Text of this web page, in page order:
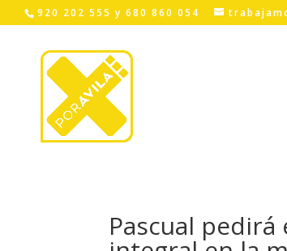
920 202 555 y 680 860 054
Pascual